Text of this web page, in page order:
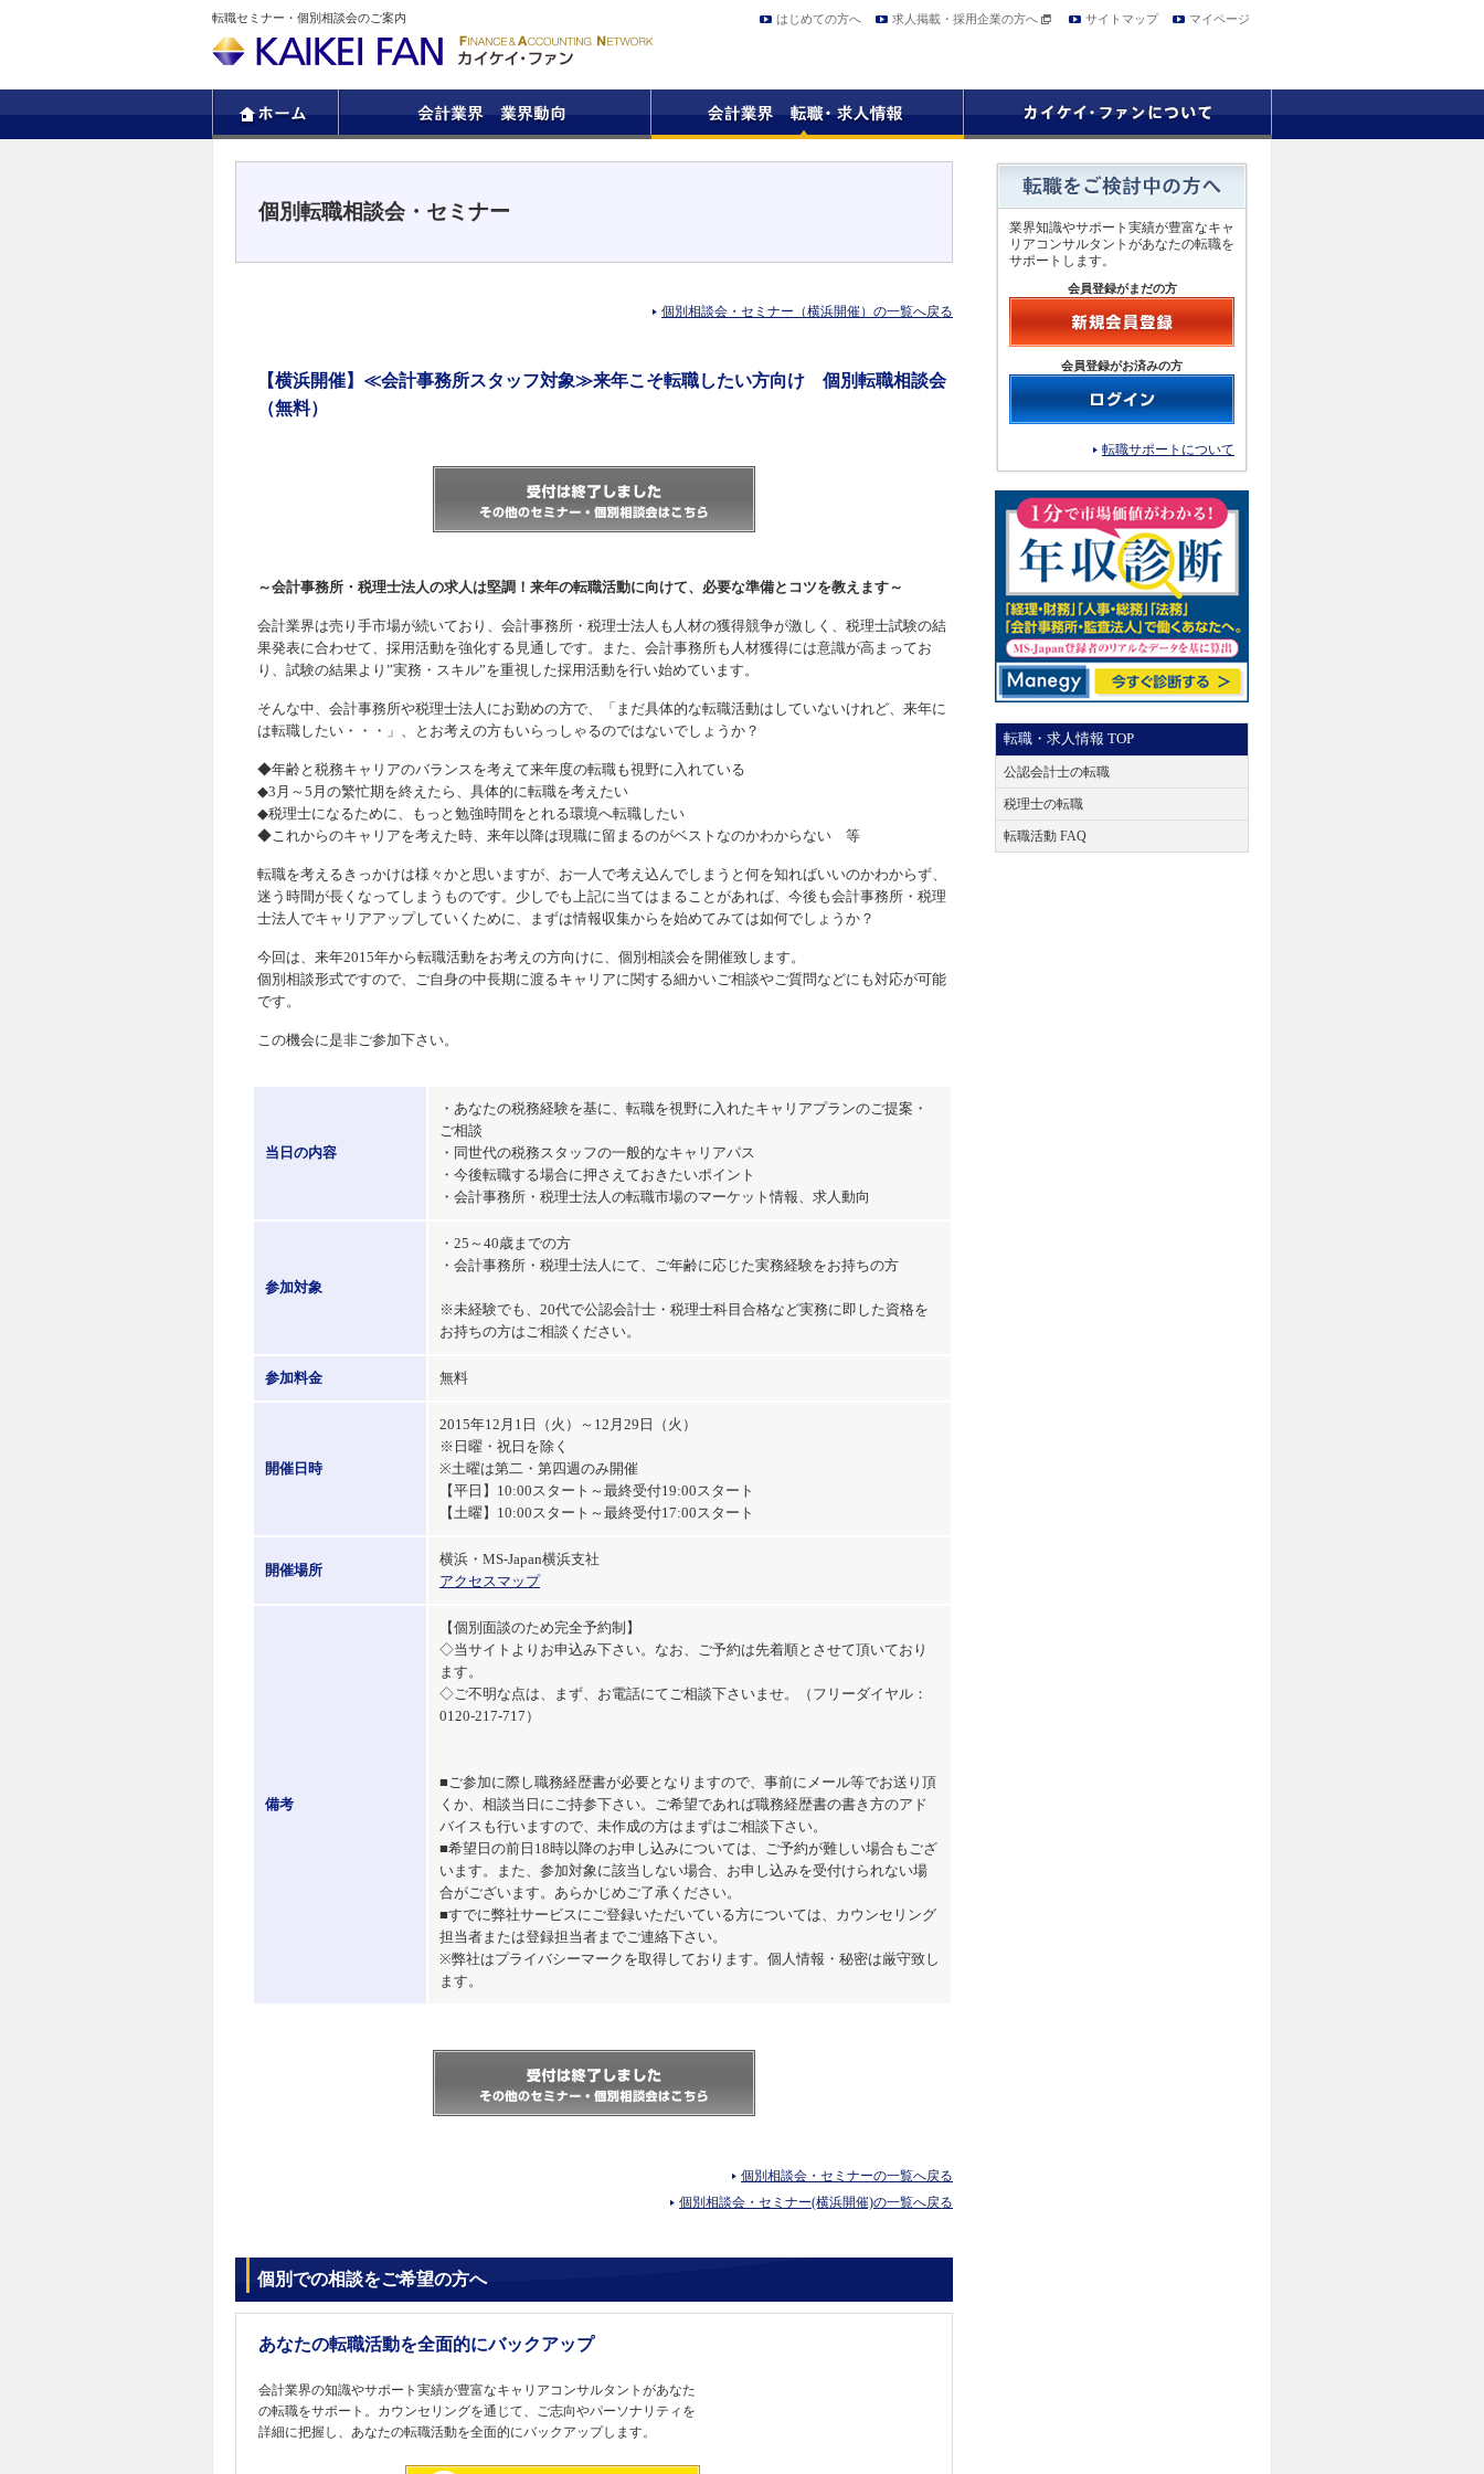
転職セミナー・個別相談会のご案内 はじめての方へ 求人掲載・採用企業の方へ サイトマップ マイページ
個別転職相談会・セミナー
個別相談会・セミナー（横浜開催）の一覧へ戻る
【横浜開催】≪会計事務所スタッフ対象≫来年こそ転職したい方向け 個別転職相談会
（無料）
～会計事務所・税理士法人の求人は堅調！来年の転職活動に向けて、必要な準備とコツを教えます～
会計業界は売り手市場が続いており、会計事務所・税理士法人も人材の獲得競争が激しく、税理士試験の結
果発表に合わせて、採用活動を強化する見通しです。また、会計事務所も人材獲得には意識が高まってお
り、試験の結果より”実務・スキル”を重視した採用活動を行い始めています。
そんな中、会計事務所や税理士法人にお勤めの方で、「まだ具体的な転職活動はしていないけれど、来年に
は転職したい・・・」、とお考えの方もいらっしゃるのではないでしょうか？
◆年齢と税務キャリアのバランスを考えて来年度の転職も視野に入れている
◆3月～5月の繁忙期を終えたら、具体的に転職を考えたい
◆税理士になるために、もっと勉強時間をとれる環境へ転職したい
◆これからのキャリアを考えた時、来年以降は現職に留まるのがベストなのかわからない 等
転職を考えるきっかけは様々かと思いますが、お一人で考え込んでしまうと何を知ればいいのかわからず、
迷う時間が長くなってしまうものです。少しでも上記に当てはまることがあれば、今後も会計事務所・税理
士法人でキャリアアップしていくために、まずは情報収集からを始めてみては如何でしょうか？
今回は、来年2015年から転職活動をお考えの方向けに、個別相談会を開催致します。
個別相談形式ですので、ご自身の中長期に渡るキャリアに関する細かいご相談やご質問などにも対応が可能
です。
この機会に是非ご参加下さい。
当日の内容
・あなたの税務経験を基に、転職を視野に入れたキャリアプランのご提案・
ご相談
・同世代の税務スタッフの一般的なキャリアパス
・今後転職する場合に押さえておきたいポイント
・会計事務所・税理士法人の転職市場のマーケット情報、求人動向
参加対象
・25～40歳までの方
・会計事務所・税理士法人にて、ご年齢に応じた実務経験をお持ちの方
※未経験でも、20代で公認会計士・税理士科目合格など実務に即した資格を
お持ちの方はご相談ください。
参加料金 無料
開催日時
2015年12月1日（火）～12月29日（火）
※日曜・祝日を除く
※土曜は第二・第四週のみ開催
【平日】10:00スタート～最終受付19:00スタート
【土曜】10:00スタート～最終受付17:00スタート
開催場所
横浜・MS-Japan横浜支社
アクセスマップ
備考
【個別面談のため完全予約制】
◇当サイトよりお申込み下さい。なお、ご予約は先着順とさせて頂いており
ます。
◇ご不明な点は、まず、お電話にてご相談下さいませ。（フリーダイヤル：
0120-217-717）
■ご参加に際し職務経歴書が必要となりますので、事前にメール等でお送り頂
くか、相談当日にご持参下さい。ご希望であれば職務経歴書の書き方のアド
バイスも行いますので、未作成の方はまずはご相談下さい。
■希望日の前日18時以降のお申し込みについては、ご予約が難しい場合もござ
います。また、参加対象に該当しない場合、お申し込みを受付けられない場
合がございます。あらかじめご了承ください。
■すでに弊社サービスにご登録いただいている方については、カウンセリング
担当者または登録担当者までご連絡下さい。
※弊社はプライバシーマークを取得しております。個人情報・秘密は厳守致し
ます。
個別相談会・セミナーの一覧へ戻る
個別相談会・セミナー(横浜開催)の一覧へ戻る
個別での相談をご希望の方へ
あなたの転職活動を全面的にバックアップ
会計業界の知識やサポート実績が豊富なキャリアコンサルタントがあなた
の転職をサポート。カウンセリングを通じて、ご志向やパーソナリティを
詳細に把握し、あなたの転職活動を全面的にバックアップします。
業界知識やサポート実績が豊富なキャ
リアコンサルタントがあなたの転職を
サポートします。
会員登録がまだの方
会員登録がお済みの方
転職サポートについて
転職・求人情報 TOP
公認会計士の転職
税理士の転職
転職活動 FAQ